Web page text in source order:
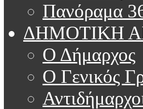
Πανόραμα
ΔΗΜΟΤΙΚΗ
Ο Δήμαρχος
Ο Γενικός